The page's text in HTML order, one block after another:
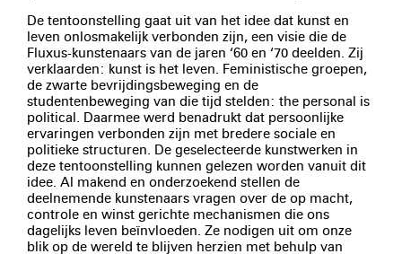
De tentoonstelling gaat uit van het idee dat kunst en
leven onlosmakelijk verbonden zijn, een visie die de
Fluxus-kunstenaars van de jaren ‘60 en ‘70 deelden. Zij
verklaarden: kunst is het leven. Feministische groepen,
de zwarte bevrijdingsbeweging en de
studentenbeweging van die tijd stelden: the personal is
political. Daarmee werd benadrukt dat persoonlijke
ervaringen verbonden zijn met bredere sociale en
politieke structuren. De geselecteerde kunstwerken in
deze tentoonstelling kunnen gelezen worden vanuit dit
idee. Al makend en onderzoekend stellen de
deelnemende kunstenaars vragen over de op macht,
controle en winst gerichte mechanismen die ons
dagelijks leven beïnvloeden. Ze nodigen uit om onze
blik op de wereld te blijven herzien met behulp van